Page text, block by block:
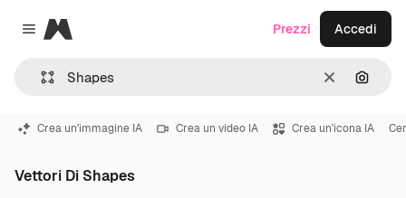
Close menu
Magnific
CancellaCerca
Prezzi Accedi
Crea un'immagine IA Crea un video IA Crea un'icona IA
Vettori Di Shapes